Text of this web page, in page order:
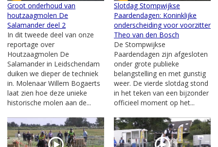
Groot onderhoud van
houtzaagmolen De
Salamander deel 2
In dit tweede deel van onze
reportage over
Houtzaagmolen De
Salamander in Leidschendam
duiken we dieper de techniek
in. Molenaar Willem Bogaerts
laat zien hoe deze unieke
historische molen aan de...
Slotdag Stompwijkse
Paardendagen: Koninklijke
onderscheiding voor voorzitter
Theo van den Bosch
De Stompwijkse
Paardendagen zijn afgesloten
onder grote publieke
belangstelling en met gunstig
weer. De vierde slotdag stond
in het teken van een bijzonder
officieel moment op het...